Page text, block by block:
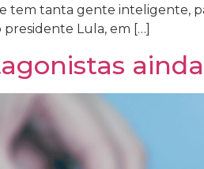
tem tanta gente inteligente,
presidente Lula, em […]